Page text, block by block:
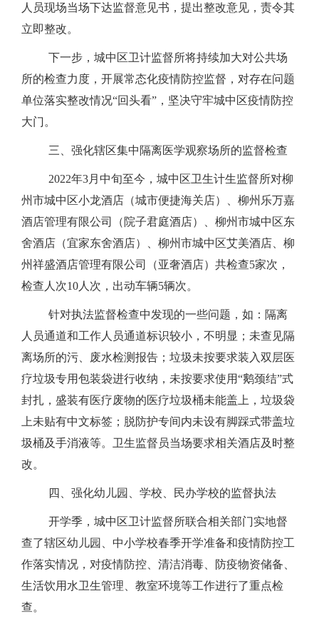
人员现场当场下达监督意见书，提出整改意见，责令其
立即整改。
下一步，城中区卫计监督所将持续加大对公共场
所的检查力度，开展常态化疫情防控监督，对存在问题
单位落实整改情况“回头看”，坚决守牢城中区疫情防控
大门。
三、强化辖区集中隔离医学观察场所的监督检查
2022年3月中旬至今，城中区卫生计生监督所对柳
州市城中区小龙酒店（城市便捷海关店）、柳州乐万嘉
酒店管理有限公司（院子君庭酒店）、柳州市城中区东
舍酒店（宜家东舍酒店）、柳州市城中区艾美酒店、柳
州祥盛酒店管理有限公司（亚奢酒店）共检查5家次，
检查人次10人次，出动车辆5辆次。
针对执法监督检查中发现的一些问题，如：隔离
人员通道和工作人员通道标识较小，不明显；未查见隔
离场所的污、废水检测报告；垃圾未按要求装入双层医
疗垃圾专用包装袋进行收纳，未按要求使用“鹅颈结”式
封扎，盛装有医疗废物的医疗垃圾桶未能盖上，垃圾袋
上未贴有中文标签；脱防护专间内未设有脚踩式带盖垃
圾桶及手消液等。卫生监督员当场要求相关酒店及时整
改。
四、强化幼儿园、学校、民办学校的监督执法
开学季，城中区卫计监督所联合相关部门实地督
查了辖区幼儿园、中小学校春季开学准备和疫情防控工
作落实情况，对疫情防控、清洁消毒、防疫物资储备、
生活饮用水卫生管理、教室环境等工作进行了重点检
查。